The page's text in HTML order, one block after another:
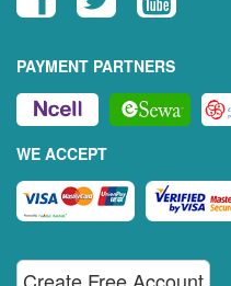
PAYMENT PARTNERS
WE ACCEPT